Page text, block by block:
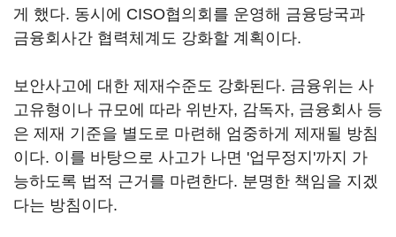
게 했다. 동시에 CISO협의회를 운영해 금융당국과
금융회사간 협력체계도 강화할 계획이다.
보안사고에 대한 제재수준도 강화된다. 금융위는 사
고유형이나 규모에 따라 위반자, 감독자, 금융회사 등
은 제재 기준을 별도로 마련해 엄중하게 제재될 방침
이다. 이를 바탕으로 사고가 나면 '업무정지'까지 가
능하도록 법적 근거를 마련한다. 분명한 책임을 지겠
다는 방침이다.